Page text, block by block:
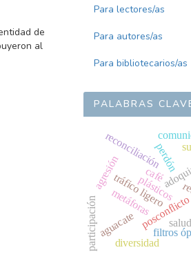
de
al
Para lectores/as
Para autores/as
Para bibliotecarios/as
PALABRAS
plásticos
tráfico ligero
posconflicto
café
perdón
reconciliación
metáforas
filtros
aguacate
diversidad
agresión
participación